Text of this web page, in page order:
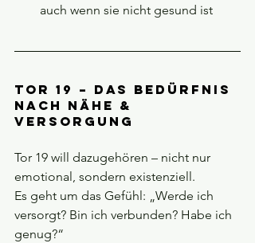
auch wenn sie nicht gesund ist
Tor 19 – Das Bedürfnis
nach Nähe &
Versorgung
Tor 19 will dazugehören – nicht nur
emotional, sondern existenziell.
Es geht um das Gefühl: „Werde ich
versorgt? Bin ich verbunden? Habe ich
genug?“